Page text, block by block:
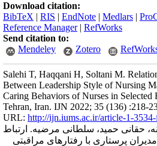
Download citation:
BibTeX | RIS | EndNote | Medlars |
Reference Manager| RefWorks
Send citation to:
Mendeley
Zotero
Salehi T, Haqqani H, Soltani M.
Between Leadership Style of Nursing
Caring Behaviors of Nurses in Selected
Tehran, Iran. IJN 2022; 35 (136) :218-
URL: http://ijn.iums.ac.ir/article-1-
حقانی حمید، سلطانی مرضیه. ارتباط
پرستاری با رفتارهای مراقبتی